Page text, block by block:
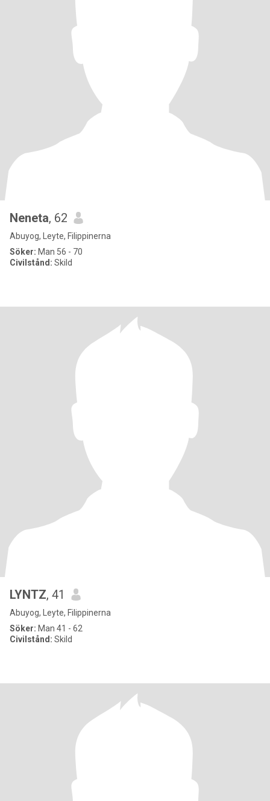
Neneta, 62
Abuyog, Leyte, Filippinerna
Söker: Man 56 - 70
Civilstånd: Skild
LYNTZ, 41
Abuyog, Leyte, Filippinerna
Söker: Man 41 - 62
Civilstånd: Skild